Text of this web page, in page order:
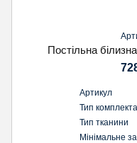
Постільна
Артикул
Тип комплекта
Тип тканини
Мінімальне